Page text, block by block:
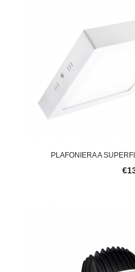
PLAFONIERA A